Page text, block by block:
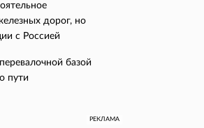
дорог, но
с Россией
базой
пути
РЕКЛАМА